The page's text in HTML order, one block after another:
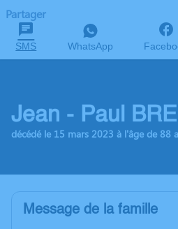
Partager
SMS WhatsApp
Jean - Paul
décédé le 15 mars 2023 à l'âge de 88
Message de la famille